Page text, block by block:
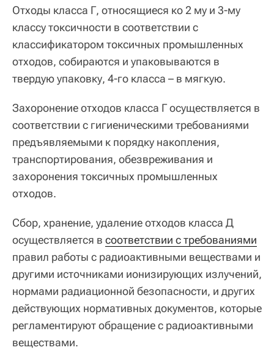
Отходы класса Г, относящиеся ко 2 му и 3-му
классу токсичности в соответствии с
классификатором токсичных промышленных
отходов, собираются и упаковываются в
твердую упаковку, 4-го класса – в мягкую.
Захоронение отходов класса Г осуществляется в
соответствии с гигиеническими требованиями
предъявляемыми к порядку накопления,
транспортирования, обезвреживания и
захоронения токсичных промышленных
отходов.
Сбор, хранение, удаление отходов класса Д
осуществляется в соответствии с требованиями
правил работы с радиоактивными веществами и
другими источниками ионизирующих излучений,
нормами радиационной безопасности, и других
действующих нормативных документов, которые
регламентируют обращение с радиоактивными
веществами.